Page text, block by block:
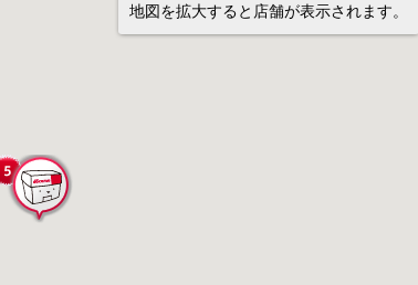
地図を拡大すると店舗が表示されます。